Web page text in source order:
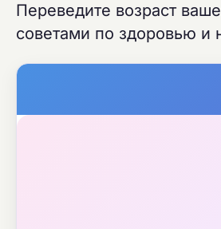
Переведите возраст
советами по здоровью и